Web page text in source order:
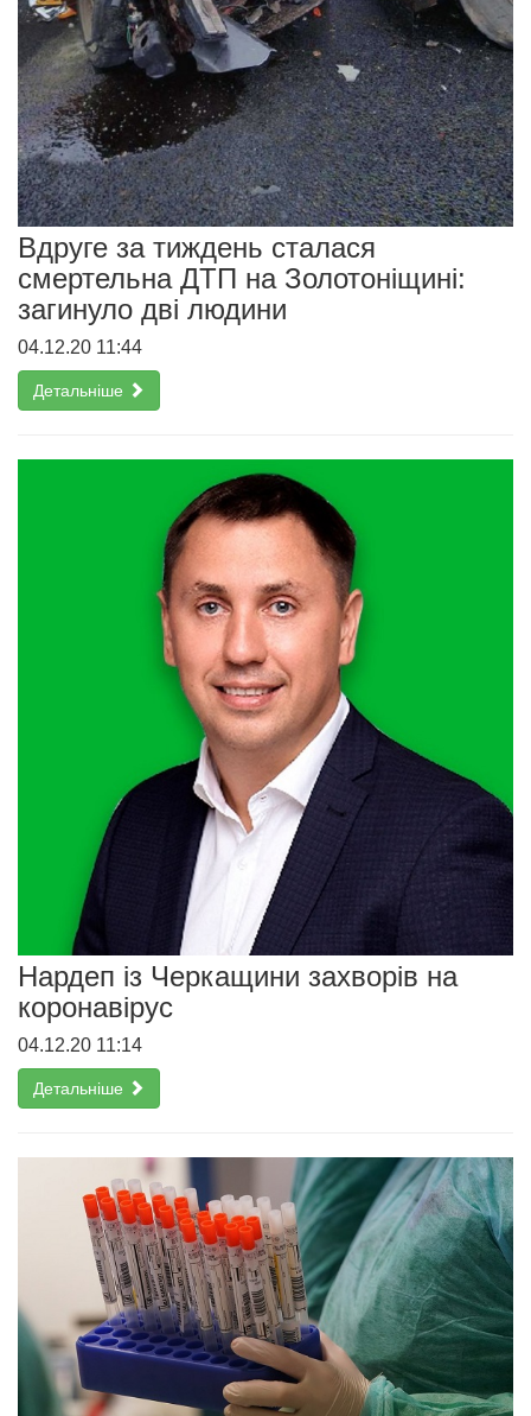
Вдруге за тиждень сталася
смертельна ДТП на Золотоніщині:
загинуло дві людини
04.12.20 11:44
Детальніше
Нардеп із Черкащини захворів на
коронавірус
04.12.20 11:14
Детальніше